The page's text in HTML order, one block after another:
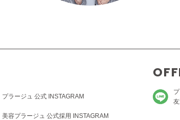
プラージュ公式 INSTAGRAM
美容プラージュ 公式採用 INSTAGRAM